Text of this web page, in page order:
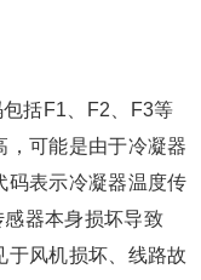
括F1、F2、F3等
，可能是由于冷凝器
码表示冷凝器温度传
器本身损坏导致
于风机损坏、线路故